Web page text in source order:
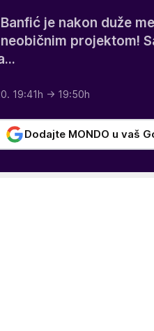
je nakon duže
projektom!
19:41h → 19:50h
Dodajte MONDO u vaš